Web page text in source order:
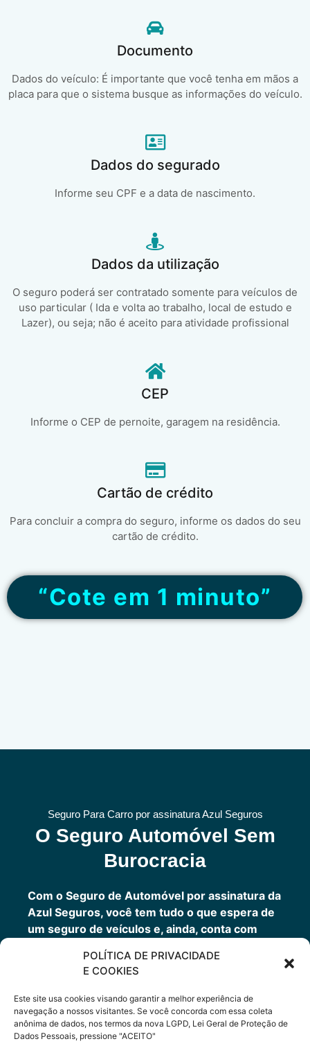
POLÍTICA DE PRIVACIDADE
E COOKIES
Este site usa cookies visando garantir a melhor experiência de
navegação a nossos visitantes. Se você concorda com essa coleta
anônima de dados, nos termos da nova LGPD, Lei Geral de Proteção de
Dados Pessoais, pressione "ACEITO"
Documento
Dados do veículo: É importante que você tenha em mãos a
placa para que o sistema busque as informações do veículo.
Dados do segurado
Informe seu CPF e a data de nascimento.
Dados da utilização
O seguro poderá ser contratado somente para veículos de
uso particular ( Ida e volta ao trabalho, local de estudo e
Lazer), ou seja; não é aceito para atividade profissional
CEP
Informe o CEP de pernoite, garagem na residência.
Cartão de crédito
Para concluir a compra do seguro, informe os dados do seu
cartão de crédito.
“Cote em 1 minuto”
Seguro Para Carro por assinatura Azul Seguros
O Seguro Automóvel Sem
Burocracia
Com o Seguro de Automóvel por assinatura da
Azul Seguros, você tem tudo o que espera de
um seguro de veículos e, ainda, conta com
outros benefícios disponíveis 24h.
Você tem um seguro completo com a garantia
de uma empresa sólida que faz parte do grupo
Porto Seguro.